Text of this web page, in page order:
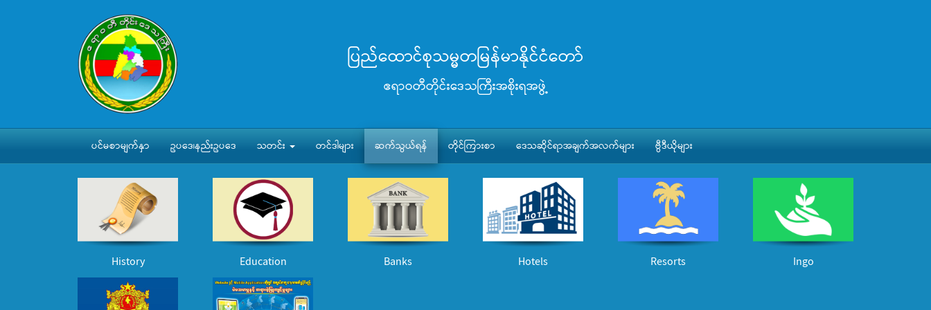
ပြည်ထောင်စုသမ္မတမြန်မာနိုင်ငံတော်
ဧရာဝတီတိုင်းဒေသကြီးအစိုးရအဖွဲ့
ပင်မစာမျက်နှာ ဥပဒေ၊နည်းဥပဒေ သတင်း တင်ဒါများ ဆက်သွယ်ရန် တိုင်ကြားစာ ဒေသဆိုင်ရာအချက်အလက်များ ဗွီဒီယိုများ
History Education Banks Hotels Resorts Ingo